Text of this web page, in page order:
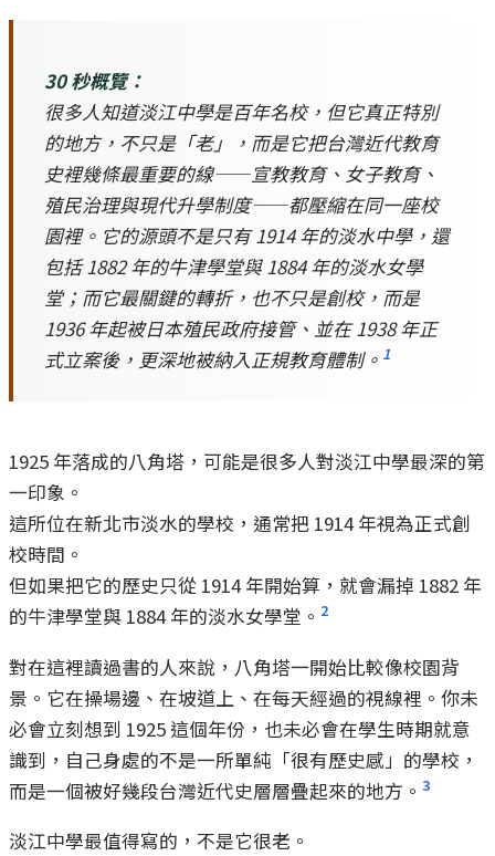
30 秒概覽：
很多人知道淡江中學是百年名校，但它真正特別
的地方，不只是「老」，而是它把台灣近代教育
史裡幾條最重要的線——宣教教育、女子教育、
殖民治理與現代升學制度——都壓縮在同一座校
園裡。它的源頭不是只有 1914 年的淡水中學，還
包括 1882 年的牛津學堂與 1884 年的淡水女學
堂；而它最關鍵的轉折，也不只是創校，而是
1936 年起被日本殖民政府接管、並在 1938 年正
式立案後，更深地被納入正規教育體制。 1
1925 年落成的八角塔，可能是很多人對淡江中學最深的第
一印象。
這所位在新北市淡水的學校，通常把 1914 年視為正式創
校時間。
但如果把它的歷史只從 1914 年開始算，就會漏掉 1882 年
的牛津學堂與 1884 年的淡水女學堂。 2
對在這裡讀過書的人來說，八角塔一開始比較像校園背
景。它在操場邊、在坡道上、在每天經過的視線裡。你未
必會立刻想到 1925 這個年份，也未必會在學生時期就意
識到，自己身處的不是一所單純「很有歷史感」的學校，
而是一個被好幾段台灣近代史層層疊起來的地方。 3
淡江中學最值得寫的，不是它很老。